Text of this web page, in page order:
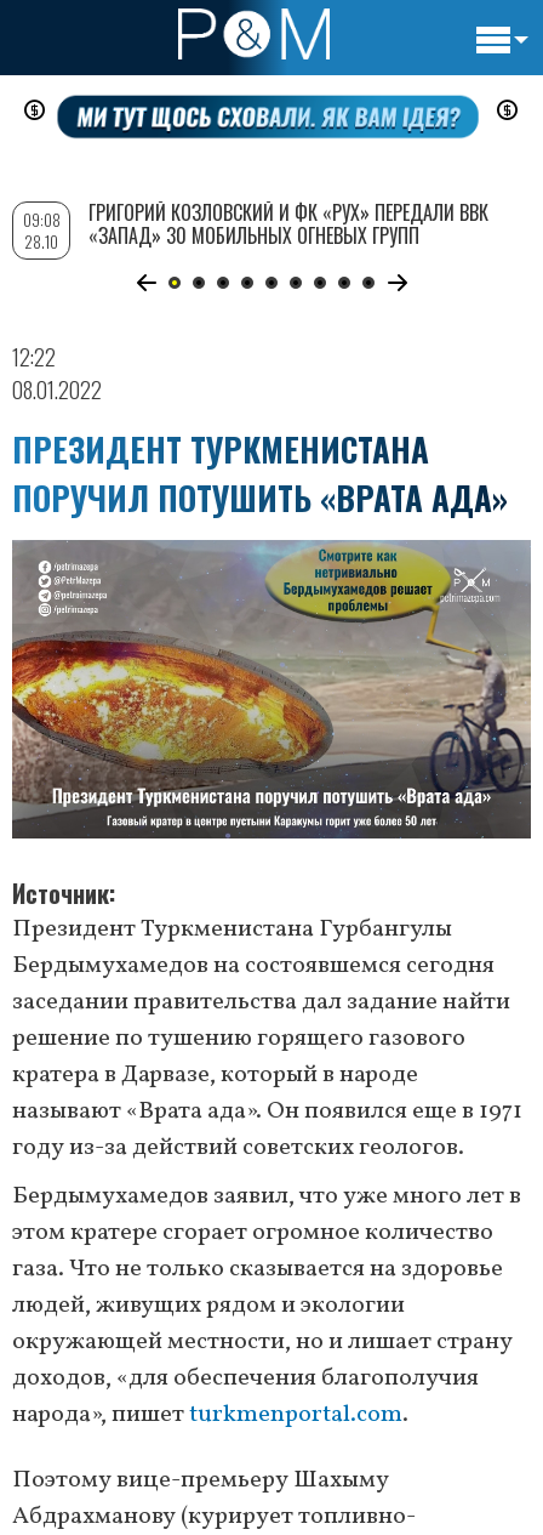
Перейти
содержанию
12:22
08.01.2022
ПРЕЗИДЕНТ ТУРКМЕНИСТАНА
ПОРУЧИЛ ПОТУШИТЬ «ВРАТА АДА»
Источник
Президент Туркменистана Гурбангулы
Бердымухамедов на состоявшемся сегодня
заседании правительства дал задание найти
решение по тушению горящего газового
кратера в Дарвазе, который в народе
называют «Врата ада». Он появился еще в 1971
году из-за действий советских геологов.
Бердымухамедов заявил, что уже много лет в
этом кратере сгорает огромное количество
газа. Что не только сказывается на здоровье
людей, живущих рядом и экологии
окружающей местности, но и лишает страну
доходов, «для обеспечения благополучия
народа», пишетturkmenportal.com.
Поэтому вице-премьеру Шахыму
Абдрахманову (курирует топливно-
09:08
28.10
ГРИГОРИЙ КОЗЛОВСКИЙ И ФК «РУХ» ПЕРЕДАЛИ ВВК
«ЗАПАД» 30 МОБИЛЬНЫХ ОГНЕВЫХ ГРУПП